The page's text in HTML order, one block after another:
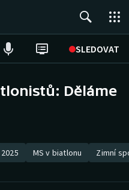
SLEDOVAT
Děláme
MS v biatlonu Zimní